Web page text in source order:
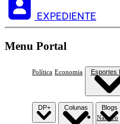
EXPEDIENTE
Menu Portal
Política Economia Esportes
Náutico
DP+ Colunas Blogs